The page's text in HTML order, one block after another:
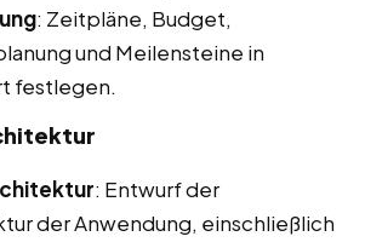
: Zeitpläne, Budget,
und Meilensteine in
festlegen.
: Entwurf der
der Anwendung, einschließlich